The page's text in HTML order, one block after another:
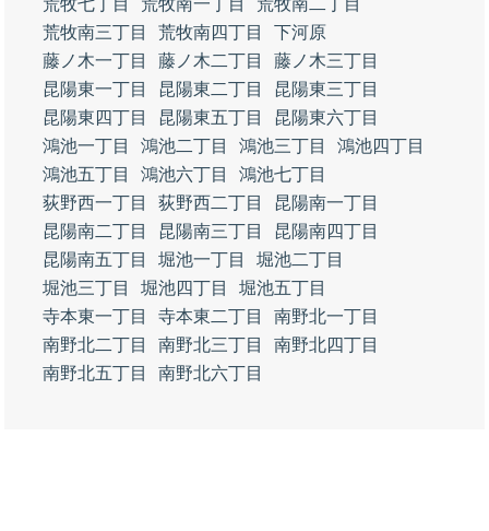
荒牧七丁目
荒牧南一丁目
荒牧南二丁目
荒牧南三丁目
荒牧南四丁目
下河原
藤ノ木一丁目
藤ノ木二丁目
藤ノ木三丁目
昆陽東一丁目
昆陽東二丁目
昆陽東三丁目
昆陽東四丁目
昆陽東五丁目
昆陽東六丁目
鴻池一丁目
鴻池二丁目 鴻池三丁目
鴻池四丁目
鴻池五丁目
鴻池六丁目
鴻池七丁目
荻野西一丁目
荻野西二丁目
昆陽南一丁目
昆陽南二丁目
昆陽南三丁目
昆陽南四丁目
昆陽南五丁目
堀池一丁目
堀池二丁目
堀池三丁目
堀池四丁目
堀池五丁目
寺本東一丁目
寺本東二丁目
南野北一丁目
南野北二丁目
南野北三丁目
南野北四丁目
南野北五丁目
南野北六丁目